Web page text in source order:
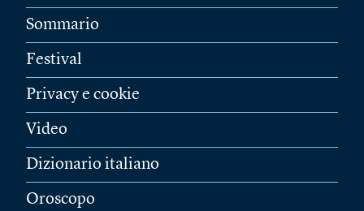
Sommario
Festival
Privacy e cookie
Video
Dizionario italiano
Oroscopo